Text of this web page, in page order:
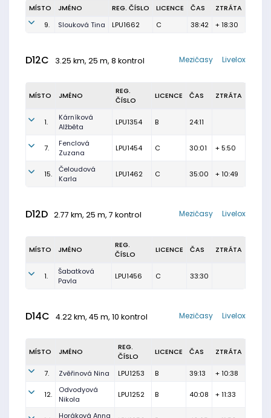
MÍSTO JMÉNO REG. ČÍSLO LICENCE ČAS
ZTRÁTA
9.
Slouková Tina LPU1662 C 38:42 + 18:30
D12C 3.25 km, 25 m, 8 kontrol Livelox
Mezičasy
MÍSTO JMÉNO
REG.
ČÍSLO
LICENCE ČAS ZTRÁTA
1.
Kárníková
Alžběta
LPU1354 B 24:11
7.
Fenclová
Zuzana
LPU1454 C 30:01 + 5:50
15.
Čeloudová
Karla
LPU1462 C 35:00 + 10:49
D12D 2.77 km, 25 m, 7 kontrol Livelox
Mezičasy
MÍSTO JMÉNO
REG.
ČÍSLO
LICENCE ČAS ZTRÁTA
1.
Šabatková
Pavla
LPU1456 C 33:30
D14C 4.22 km, 45 m, 10 kontrol Livelox
Mezičasy
MÍSTO JMÉNO
REG.
ČÍSLO
LICENCE ČAS ZTRÁTA
7. Zvěřinová Nina LPU1253 B 39:13 + 10:38
12.
Odvodyová
Nikola
LPU1252 B 40:08 + 11:33
Horáková Anna